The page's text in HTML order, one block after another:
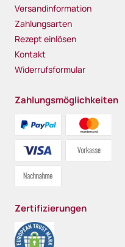
Versandinformation
Zahlungsarten
Rezept einlösen
Kontakt
Widerrufsformular
Zahlungsmöglichkeiten
Zertifizierungen